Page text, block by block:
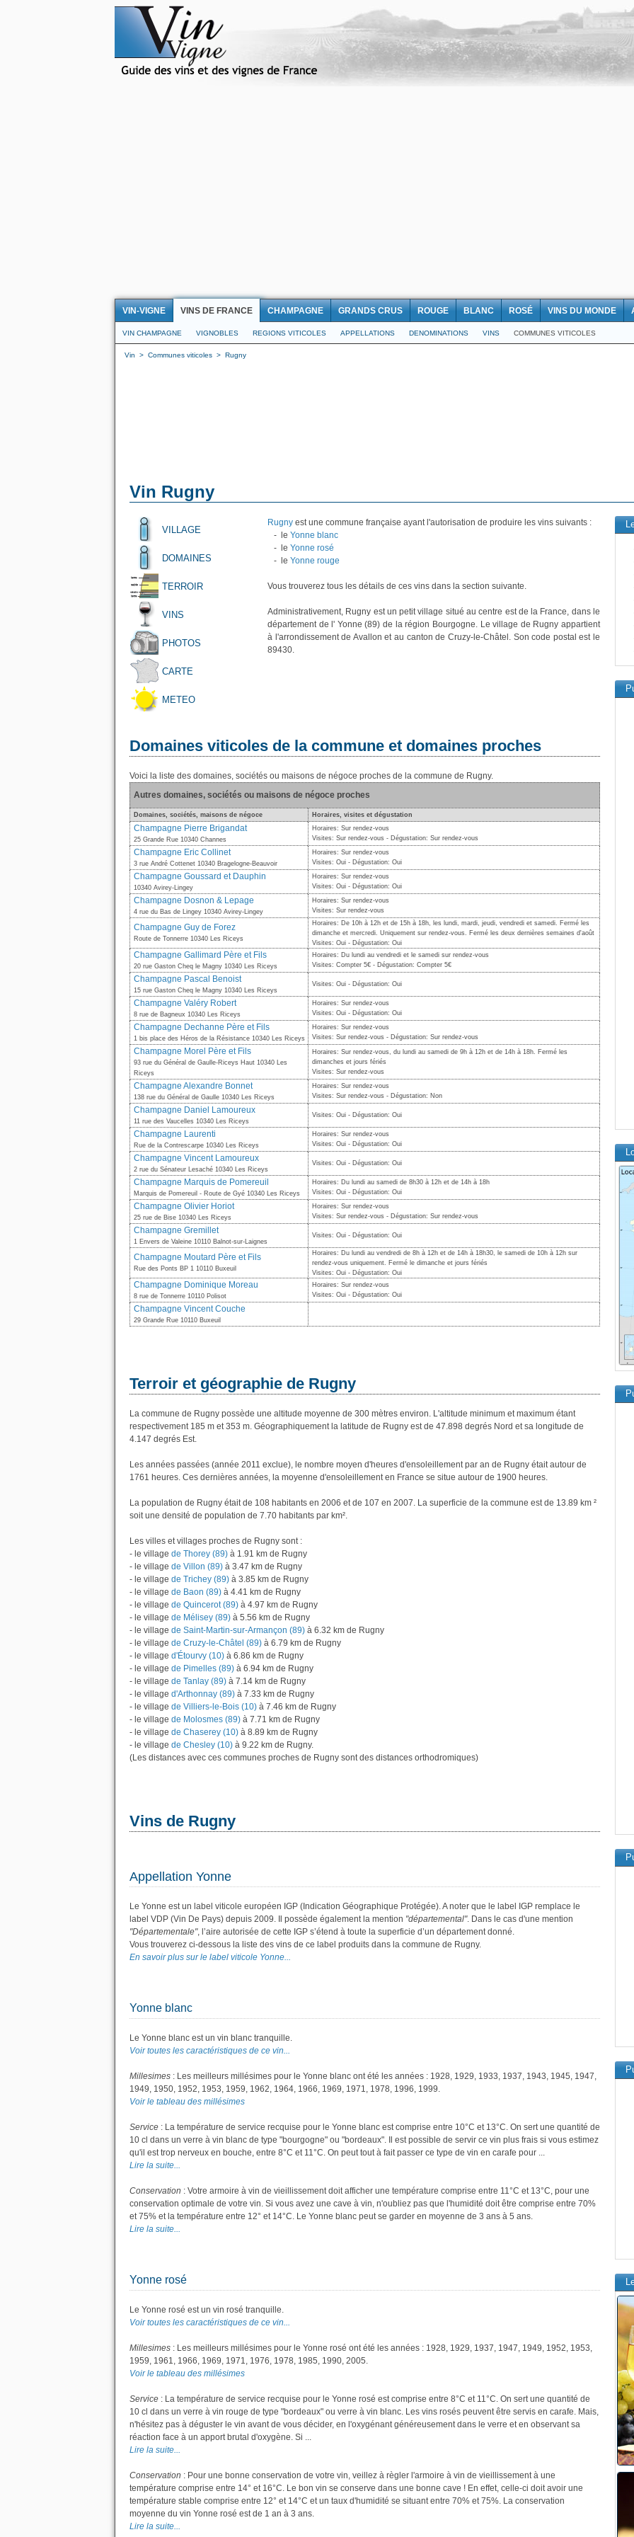
VIN-VIGNE VINS DE FRANCE CHAMPAGNE GRANDS CRUS ROUGE BLANC ROSÉ VINS DU MONDE
VIN CHAMPAGNE VIGNOBLES REGIONS VITICOLES APPELLATIONS DENOMINATIONS VINS COMMUNES VITICOLES
Vin > Communes viticoles > Rugny
Vin Rugny
VILLAGE
DOMAINES
TERROIR
VINS
PHOTOS
CARTE
METEO
Rugny est une commune française ayant l'autorisation de produire les vins suivants :
- le Yonne blanc
- le Yonne rosé
- le Yonne rouge
Vous trouverez tous les détails de ces vins dans la section suivante.
Administrativement, Rugny est un petit village situé au centre est de la France, dans le
département de l' Yonne (89) de la région Bourgogne. Le village de Rugny appartient
à l'arrondissement de Avallon et au canton de Cruzy-le-Châtel. Son code postal est le
89430.
Domaines viticoles de la commune et domaines proches
Voici la liste des domaines, sociétés ou maisons de négoce proches de la commune de Rugny.
Autres domaines, sociétés ou maisons de négoce proches
Domaines, sociétés, maisons de négoce Horaires, visites et dégustation
Champagne Pierre Brigandat
25 Grande Rue 10340 Channes
Horaires: Sur rendez-vous
Visites: Sur rendez-vous - Dégustation: Sur rendez-vous
Champagne Eric Collinet
3 rue André Cottenet 10340 Bragelogne-Beauvoir
Horaires: Sur rendez-vous
Visites: Oui - Dégustation: Oui
Champagne Goussard et Dauphin
10340 Avirey-Lingey
Horaires: Sur rendez-vous
Visites: Oui - Dégustation: Oui
Champagne Dosnon & Lepage
4 rue du Bas de Lingey 10340 Avirey-Lingey
Horaires: Sur rendez-vous
Visites: Sur rendez-vous
Champagne Guy de Forez
Route de Tonnerre 10340 Les Riceys
Horaires: De 10h à 12h et de 15h à 18h, les lundi, mardi, jeudi, vendredi et samedi. Fermé les
dimanche et mercredi. Uniquement sur rendez-vous. Fermé les deux dernières semaines d'août
Visites: Oui - Dégustation: Oui
Champagne Gallimard Père et Fils
20 rue Gaston Cheq le Magny 10340 Les Riceys
Horaires: Du lundi au vendredi et le samedi sur rendez-vous
Visites: Compter 5€ - Dégustation: Compter 5€
Champagne Pascal Benoist
15 rue Gaston Cheq le Magny 10340 Les Riceys
Visites: Oui - Dégustation: Oui
Champagne Valéry Robert
8 rue de Bagneux 10340 Les Riceys
Horaires: Sur rendez-vous
Visites: Oui - Dégustation: Oui
Champagne Dechanne Père et Fils
1 bis place des Héros de la Résistance 10340 Les Riceys
Horaires: Sur rendez-vous
Visites: Sur rendez-vous - Dégustation: Sur rendez-vous
Champagne Morel Père et Fils
93 rue du Général de Gaulle-Riceys Haut 10340 Les
Riceys
Horaires: Sur rendez-vous, du lundi au samedi de 9h à 12h et de 14h à 18h. Fermé les
dimanches et jours fériés
Visites: Sur rendez-vous
Champagne Alexandre Bonnet
138 rue du Général de Gaulle 10340 Les Riceys
Horaires: Sur rendez-vous
Visites: Sur rendez-vous - Dégustation: Non
Champagne Daniel Lamoureux
11 rue des Vaucelles 10340 Les Riceys
Visites: Oui - Dégustation: Oui
Champagne Laurenti
Rue de la Contrescarpe 10340 Les Riceys
Horaires: Sur rendez-vous
Visites: Oui - Dégustation: Oui
Champagne Vincent Lamoureux
2 rue du Sénateur Lesaché 10340 Les Riceys
Visites: Oui - Dégustation: Oui
Champagne Marquis de Pomereuil
Marquis de Pomereuil - Route de Gyé 10340 Les Riceys
Horaires: Du lundi au samedi de 8h30 à 12h et de 14h à 18h
Visites: Oui - Dégustation: Oui
Champagne Olivier Horiot
25 rue de Bise 10340 Les Riceys
Horaires: Sur rendez-vous
Visites: Sur rendez-vous - Dégustation: Sur rendez-vous
Champagne Gremillet
1 Envers de Valeine 10110 Balnot-sur-Laignes
Visites: Oui - Dégustation: Oui
Champagne Moutard Père et Fils
Rue des Ponts BP 1 10110 Buxeuil
Horaires: Du lundi au vendredi de 8h à 12h et de 14h à 18h30, le samedi de 10h à 12h sur
rendez-vous uniquement. Fermé le dimanche et jours fériés
Visites: Oui - Dégustation: Oui
Champagne Dominique Moreau
8 rue de Tonnerre 10110 Polisot
Horaires: Sur rendez-vous
Visites: Oui - Dégustation: Oui
Champagne Vincent Couche
29 Grande Rue 10110 Buxeuil
Terroir et géographie de Rugny
La commune de Rugny possède une altitude moyenne de 300 mètres environ. L'altitude minimum et maximum étant
respectivement 185 m et 353 m. Géographiquement la latitude de Rugny est de 47.898 degrés Nord et sa longitude de
4.147 degrés Est.
Les années passées (année 2011 exclue), le nombre moyen d'heures d'ensoleillement par an de Rugny était autour de
1761 heures. Ces dernières années, la moyenne d'ensoleillement en France se situe autour de 1900 heures.
La population de Rugny était de 108 habitants en 2006 et de 107 en 2007. La superficie de la commune est de 13.89 km ²
soit une densité de population de 7.70 habitants par km².
Les villes et villages proches de Rugny sont :
- le village de Thorey (89) à 1.91 km de Rugny
- le village de Villon (89) à 3.47 km de Rugny
- le village de Trichey (89) à 3.85 km de Rugny
- le village de Baon (89) à 4.41 km de Rugny
- le village de Quincerot (89) à 4.97 km de Rugny
- le village de Mélisey (89) à 5.56 km de Rugny
- le village de Saint-Martin-sur-Armançon (89) à 6.32 km de Rugny
- le village de Cruzy-le-Châtel (89) à 6.79 km de Rugny
- le village d'Étourvy (10) à 6.86 km de Rugny
- le village de Pimelles (89) à 6.94 km de Rugny
- le village de Tanlay (89) à 7.14 km de Rugny
- le village d'Arthonnay (89) à 7.33 km de Rugny
- le village de Villiers-le-Bois (10) à 7.46 km de Rugny
- le village de Molosmes (89) à 7.71 km de Rugny
- le village de Chaserey (10) à 8.89 km de Rugny
- le village de Chesley (10) à 9.22 km de Rugny.
(Les distances avec ces communes proches de Rugny sont des distances orthodromiques)
Vins de Rugny
Appellation Yonne
Le Yonne est un label viticole européen IGP (Indication Géographique Protégée). A noter que le label IGP remplace le
label VDP (Vin De Pays) depuis 2009. Il possède également la mention "départemental". Dans le cas d'une mention
"Départementale", l’aire autorisée de cette IGP s’étend à toute la superficie d’un département donné.
Vous trouverez ci-dessous la liste des vins de ce label produits dans la commune de Rugny.
En savoir plus sur le label viticole Yonne...
Yonne blanc
Le Yonne blanc est un vin blanc tranquille.
Voir toutes les caractéristiques de ce vin...
Millesimes : Les meilleurs millésimes pour le Yonne blanc ont été les années : 1928, 1929, 1933, 1937, 1943, 1945, 1947,
1949, 1950, 1952, 1953, 1959, 1962, 1964, 1966, 1969, 1971, 1978, 1996, 1999.
Voir le tableau des millésimes
Service : La température de service recquise pour le Yonne blanc est comprise entre 10°C et 13°C. On sert une quantité de
10 cl dans un verre à vin blanc de type "bourgogne" ou "bordeaux". Il est possible de servir ce vin plus frais si vous estimez
qu'il est trop nerveux en bouche, entre 8°C et 11°C. On peut tout à fait passer ce type de vin en carafe pour ...
Lire la suite...
Conservation : Votre armoire à vin de vieillissement doit afficher une température comprise entre 11°C et 13°C, pour une
conservation optimale de votre vin. Si vous avez une cave à vin, n'oubliez pas que l'humidité doit être comprise entre 70%
et 75% et la température entre 12° et 14°C. Le Yonne blanc peut se garder en moyenne de 3 ans à 5 ans.
Lire la suite...
Yonne rosé
Le Yonne rosé est un vin rosé tranquille.
Voir toutes les caractéristiques de ce vin...
Millesimes : Les meilleurs millésimes pour le Yonne rosé ont été les années : 1928, 1929, 1937, 1947, 1949, 1952, 1953,
1959, 1961, 1966, 1969, 1971, 1976, 1978, 1985, 1990, 2005.
Voir le tableau des millésimes
Service : La température de service recquise pour le Yonne rosé est comprise entre 8°C et 11°C. On sert une quantité de
10 cl dans un verre à vin rouge de type "bordeaux" ou verre à vin blanc. Les vins rosés peuvent être servis en carafe. Mais,
n'hésitez pas à déguster le vin avant de vous décider, en l'oxygénant généreusement dans le verre et en observant sa
réaction face à un apport brutal d'oxygène. Si ...
Lire la suite...
Conservation : Pour une bonne conservation de votre vin, veillez à règler l'armoire à vin de vieillissement à une
température comprise entre 14° et 16°C. Le bon vin se conserve dans une bonne cave ! En effet, celle-ci doit avoir une
température stable comprise entre 12° et 14°C et un taux d'humidité se situant entre 70% et 75%. La conservation
moyenne du vin Yonne rosé est de 1 an à 3 ans.
Lire la suite...